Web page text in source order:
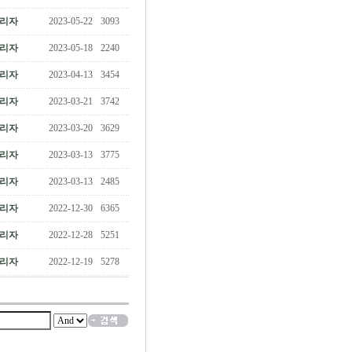
자 2023-05-22 3093
자 2023-05-18 2240
자 2023-04-13 3454
자 2023-03-21 3742
자 2023-03-20 3629
자 2023-03-13 3775
자 2023-03-13 2485
자 2022-12-30 6365
자 2022-12-28 5251
자 2022-12-19 5278